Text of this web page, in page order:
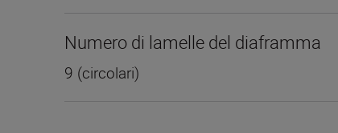
Numero di lamelle del diaframma
9 (circolari)